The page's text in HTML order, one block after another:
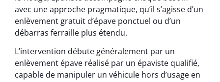
avec une approche pragmatique, qu’il s’agisse d’un
enlèvement gratuit d’épave ponctuel ou d’un
débarras ferraille plus étendu.
L’intervention débute généralement par un
enlèvement épave réalisé par un épaviste qualifié,
capable de manipuler un véhicule hors d’usage en